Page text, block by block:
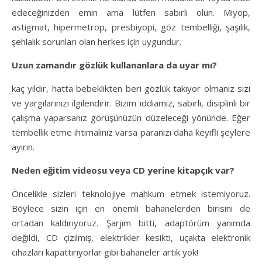
edeceğinizden emin ama lütfen sabırlı olun. Miyop,
astigmat, hipermetrop, presbiyopi, göz tembelliği, şaşılık,
şehlalık sorunları olan herkes için uygundur.
Uzun zamandır gözlük kullananlara da uyar mı?
kaç yıldır, hatta bebeklikten beri gözlük takıyor olmanız sizi
ve yargılarınızı ilgilendirir. Bizim iddiamız, sabırlı, disiplinli bir
çalışma yaparsanız görüşünüzün düzeleceği yönünde. Eğer
tembellik etme ihtimaliniz varsa paranızı daha keyifli şeylere
ayırın.
Neden eğitim videosu veya CD yerine kitapçık var?
Öncelikle sizleri teknolojiye mahkum etmek istemiyoruz.
Böylece sizin için en önemli bahanelerden birisini de
ortadan kaldırıyoruz. Şarjım bitti, adaptörüm yanımda
değildi, CD çizilmiş, elektrikler kesikti, uçakta elektronik
cihazları kapattırıyorlar gibi bahaneler artık yok!